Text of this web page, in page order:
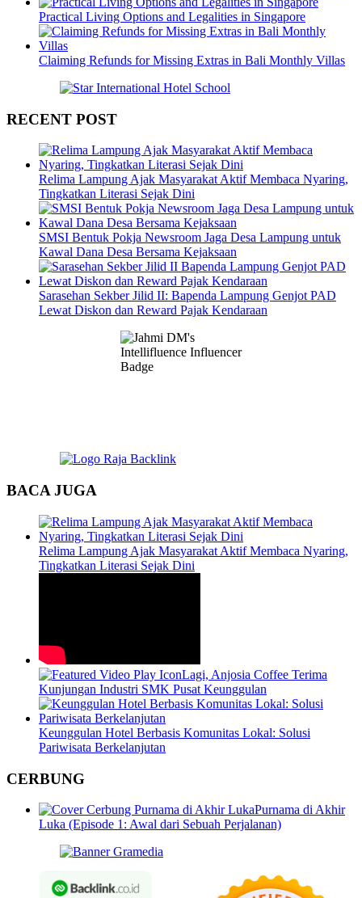
Practical Living Options and Legalities in Singapore
Claiming Refunds for Missing Extras in Bali Monthly Villas
RECENT POST
Relima Lampung Ajak Masyarakat Aktif Membaca Nyaring,
Tingkatkan Literasi Sejak Dini
SMSI Bentuk Pokja Newsroom Jaga Desa Lampung untuk
Kawal Dana Desa Bersama Kejaksaan
Sarasehan Sekber Jilid II: Bapenda Lampung Genjot PAD
Lewat Diskon dan Reward Pajak Kendaraan
BACA JUGA
Relima Lampung Ajak Masyarakat Aktif Membaca Nyaring,
Tingkatkan Literasi Sejak Dini
Lagi, Anjosia Coffee Terima
Kunjungan Industri SMK Pusat Keunggulan
Keunggulan Hotel Berbasis Komunitas Lokal: Solusi
Pariwisata Berkelanjutan
CERBUNG
Purnama di Akhir
Luka (Episode 1: Awal dari Sebuah Perjalanan)